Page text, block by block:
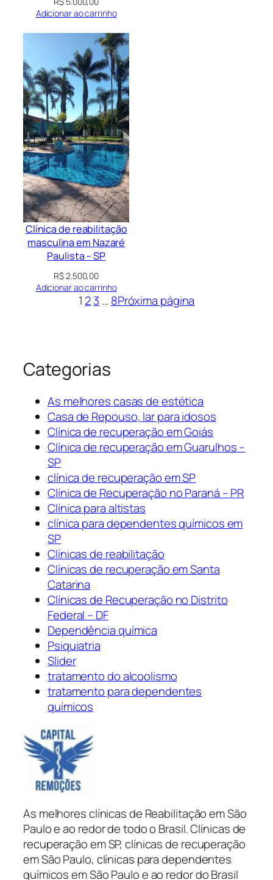
Adicionar ao carrinho
Clínica de reabilitação
masculina em Nazaré
Paulista – SP
R$2.500,00
Adicionar ao carrinho
1 23 … 8Próxima página
Categorias
As melhores casas de estética
Casa de Repouso, lar para idosos
Clínica de recuperação em Goiás
Clínica de recuperação em Guarulhos –
SP
clínica de recuperação em SP
Clínica de Recuperação no Paraná – PR
Clínica para altistas
clínica para dependentes químicos em
SP
Clínicas de reabilitação
Clínicas de recuperação em Santa
Catarina
Clínicas de Recuperação no Distrito
Federal – DF
Dependência química
Psiquiatria
Slider
tratamento do alcoolismo
tratamento para dependentes
químicos
As melhores clínicas de Reabilitação em São
Paulo e ao redor de todo o Brasil. Clínicas de
recuperação em SP, clínicas de recuperação
em São Paulo, clínicas para dependentes
químicos em São Paulo e ao redor do Brasil